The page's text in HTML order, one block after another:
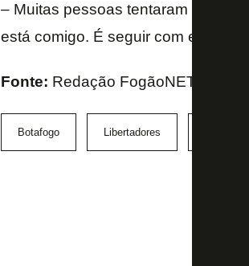
– Muitas pessoas tentaram me
está comigo. É seguir com esse
Fonte: Redação FogãoNET e TV
Botafogo Libertadores